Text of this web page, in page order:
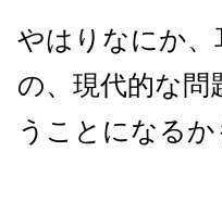
やはりなにか
の、現代的な
うことになる